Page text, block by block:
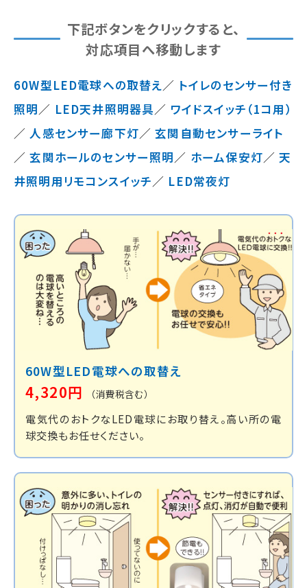
下記ボタンをクリックすると、
対応項目へ移動します
60W型LED電球への取替え／ トイレのセンサー付き
照明／ LED天井照明器具／ ワイドスイッチ（1コ用）
／ 人感センサー廊下灯／玄関自動センサーライト
／玄関ホールのセンサー照明／ ホーム保安灯／天
井照明用リモコンスイッチ／ LED常夜灯
60W型LED電球への取替え
4,320円 （消費税含む）
電気代のおトクなLED電球にお取り替え。高い所の電
球交換もお任せください。